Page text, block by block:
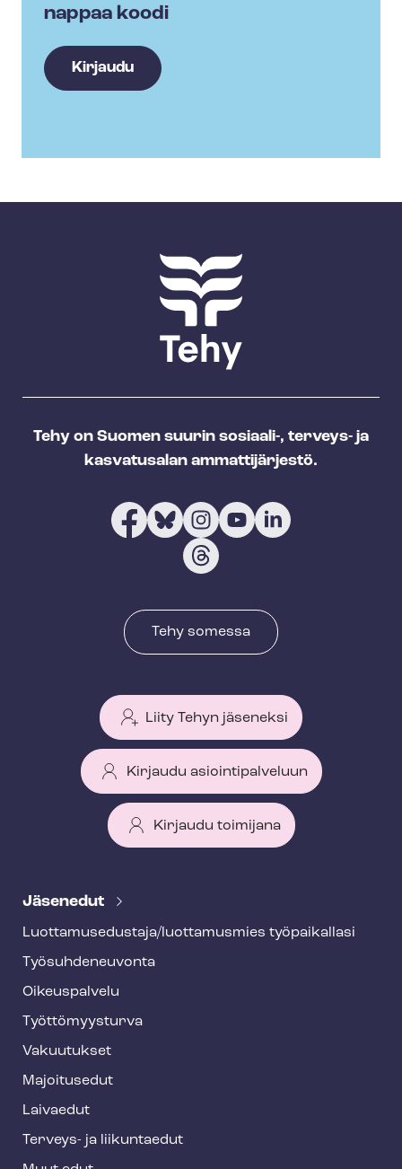
nappaa koodi
Kirjaudu
Tehy on Suomen suurin sosiaali-, terveys- ja
kasvatusalan ammattijärjestö.
Tehy somessa
Liity Tehyn jäseneksi
Kirjaudu asiointipalveluun
Kirjaudu toimijana
e
f
o
o
t
e
Jäsenedut
Luot­ta­muse­dus­ta­ja/luottamusmies työpaikallasi
Työ­suh­de­neu­von­ta
Oikeuspalvelu
Työt­tö­myys­tur­va
Vakuutukset
Majoitusedut
Laivaedut
Terveys- ja liikuntaedut